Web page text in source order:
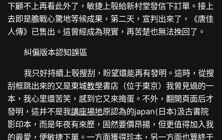
下顧不上再看此外了，敏捷上彀給新村堂發信下訂單。接上
去即是膽戰心驚地等候成果，第二天，宣判出來了，《唐佳
人傳》已售出。這曾經成為現實，再苦楚也無法挽回了。
糾偏版本認知誤區
我只好持續上彀搜刮，盼望還能再有發明。這時，從搜
刮框跳出來的又是東城教學書店（位于東京）我曾見過的一
本，我心里還苦笑，感到它又來搗蛋。不外，翻開頁面后才
發明，這并不是我講座場地原認為的japan(日本)汲古書院
影印本，而是年夜有來歷，固然要價昂揚，但更值得加入我
的最愛，便敏捷下單。一方面獲得珍本，另一方面也算終于